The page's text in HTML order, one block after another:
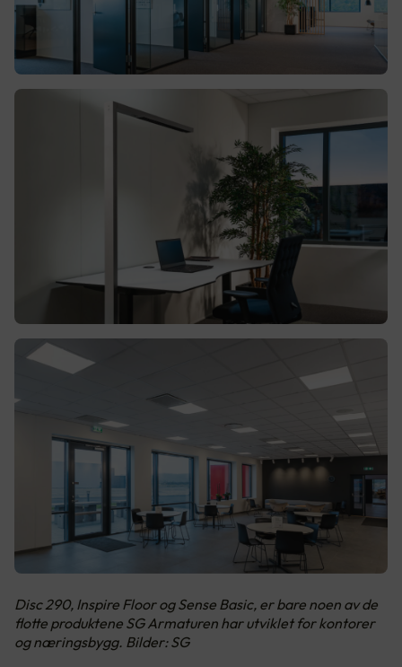
Disc 290, Inspire Floor og Sense Basic, er bare noen av de
flotte produktene SG Armaturen har utviklet for kontorer
og næringsbygg. Bilder: SG